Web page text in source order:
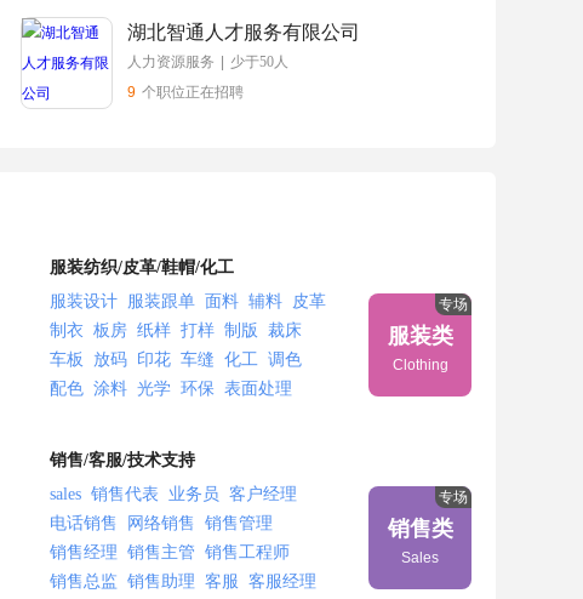
湖北智通人才服务有限公司
人力资源服务
少于50人
9 个职位正在招聘
服装纺织/皮革/鞋帽/化工
服装类
Clothing
专场
服装设计 服装跟单 面料 辅料 皮革
制衣 板房 纸样 打样 制版
裁床
车板
放码 印花 车缝 化工 调色
配色 涂料 光学 环保 表面处理
销售/客服/技术支持
销售类
Sales
专场
sales 销售代表 业务员 客户经理
电话销售
网络销售
销售管理
销售经理 销售主管 销售工程师
销售总监 销售助理 客服 客服经理